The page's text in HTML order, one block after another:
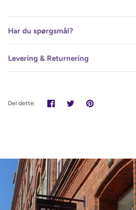
Har du spørgsmål?
Levering & Returnering
Del dette: Del TweetPin